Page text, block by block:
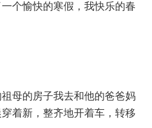
个愉快的寒假，我快乐的春
母的房子我去和他的爸爸妈
着新，整齐地开着车，转移